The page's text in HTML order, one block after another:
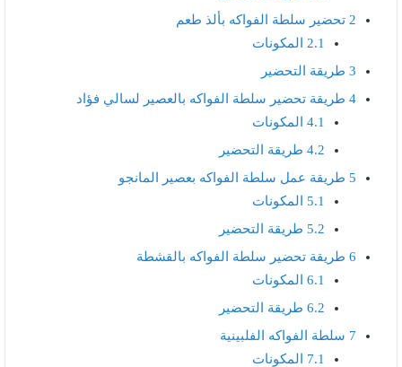
2 تحضير سلطة الفواكه بألذ طعم
2.1 المكونات
3 طريقة التحضير
4 طريقة تحضير سلطة الفواكه بالعصير لسالي فؤاد
4.1 المكونات
4.2 طريقة التحضير
5 طريقة عمل سلطة الفواكه بعصير المانجو
5.1 المكونات
5.2 طريقة التحضير
6 طريقة تحضير سلطة الفواكه بالقشطة
6.1 المكونات
6.2 طريقة التحضير
7 سلطة الفواكه الفلبينية
7.1 المكونات